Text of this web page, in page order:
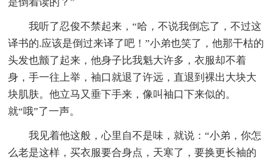
我听了忍俊不禁起来，“哈，不说我倒忘了，不过这
译书的.应该是倒过来译了吧！”小弟也笑了，他那干枯的
头发也颤了起来，他身子比我魁大许多，衣服却不着
身，手一往上举，袖口就退了许远，直退到裸出大块大
块肌肤。他立马又垂下手来，像叫袖口下来似的。
就“哦”了一声。
我见着他这般，心里自不是味，就说：“小弟，你怎
么老是这样，买衣服要合身点，天寒了，要换更长袖的